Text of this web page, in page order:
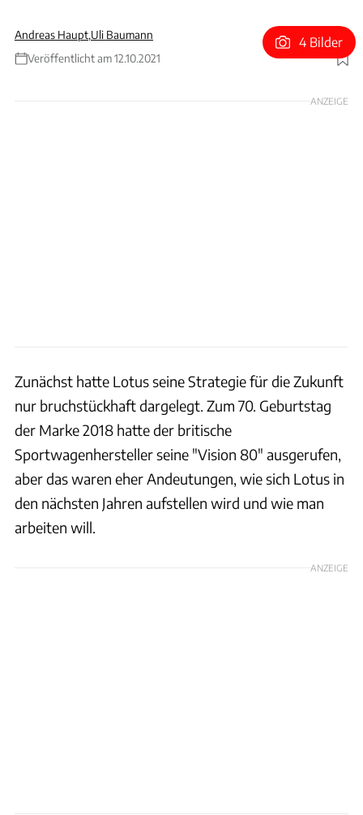
Andreas Haupt,Uli Baumann
Veröffentlicht am 12.10.2021
Foto: Lotus
4 Bilder
ANZEIGE
Zunächst hatte Lotus seine Strategie für die Zukunft
nur bruchstückhaft dargelegt. Zum 70. Geburtstag
der Marke 2018 hatte der britische
Sportwagenhersteller seine "Vision 80" ausgerufen,
aber das waren eher Andeutungen, wie sich Lotus in
den nächsten Jahren aufstellen wird und wie man
arbeiten will.
ANZEIGE